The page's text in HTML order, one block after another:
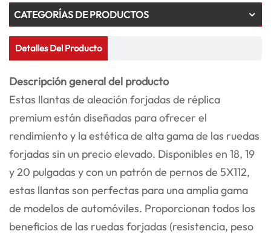
CATEGORÍAS DE PRODUCTOS
Detalles Del Producto
Descripción general del producto
Estas llantas de aleación forjadas de réplica
premium están diseñadas para ofrecer el
rendimiento y la estética de alta gama de las ruedas
forjadas sin un precio elevado. Disponibles en 18, 19
y 20 pulgadas y con un patrón de pernos de 5X112,
estas llantas son perfectas para una amplia gama
de modelos de automóviles. Proporcionan todos los
beneficios de las ruedas forjadas (resistencia, peso